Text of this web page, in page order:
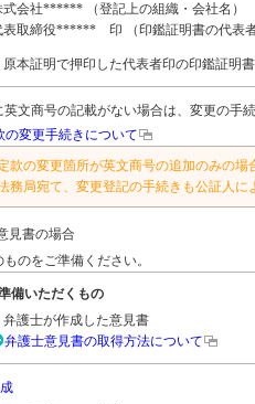
式会社****** （登記上の組織・会社名）
表取締役****** 印 （印鑑証明書の代表者
原本証明で押印した代表者印の印鑑証明
英文商号の記載がない場合は、変更の手
の変更手続きについて
款の変更箇所が英文商号の追加のみの場
務局宛て、変更登記の手続きも公証人に
見書の場合
ものをご準備ください。
備いただくもの
弁護士が作成した意見書
弁護士意見書の取得方法について